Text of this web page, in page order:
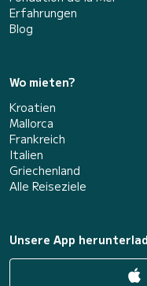
Erfahrungen
Blog
Wo mieten?
Kroatien
Mallorca
Frankreich
Italien
Griechenland
Alle Reiseziele
Unsere App